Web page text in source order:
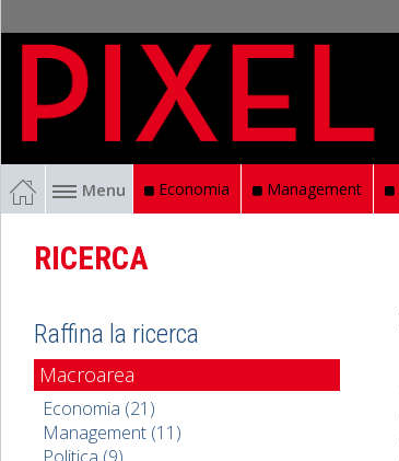
Menu Economia Management
RICERCA
Raffina la ricerca
Macroarea
Economia (21)
Management (11)